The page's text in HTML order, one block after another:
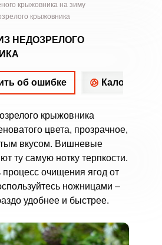
крыжовника на зиму
крыжовника
НЕДОЗРЕЛОГО
об ошибке
крыжовника
цвета, прозрачное,
вкусом. Вишневые
ту самую нотку терпкости.
процесс очищения ягод от
ножницами –
удобнее и быстрее.